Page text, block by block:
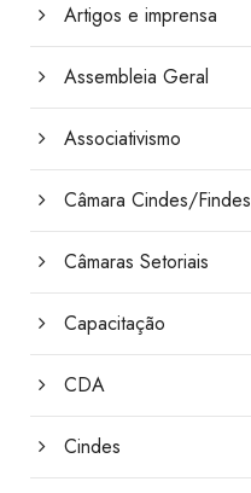
Artigos e imprensa
Assembleia Geral
Associativismo
Câmara Cindes/Findes
Câmaras Setoriais
Capacitação
CDA
Cindes